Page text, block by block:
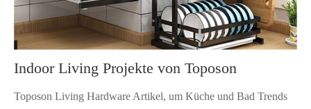
Indoor Living Projekte von Toposon
Toposon Living Hardware Artikel, um Küche und Bad Trends